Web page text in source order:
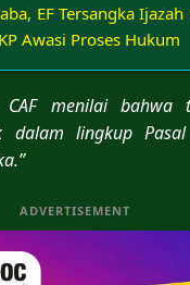
EF Tersangka Ijazah
Awasi Proses Hukum
CAF menilai bahwa
dalam lingkup
ADVERTISEMENT